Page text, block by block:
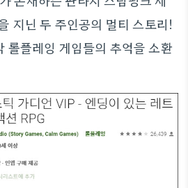
지닌 두 주인공의 멀티 스토리!
롤플레잉 게임들의 추억을 소환